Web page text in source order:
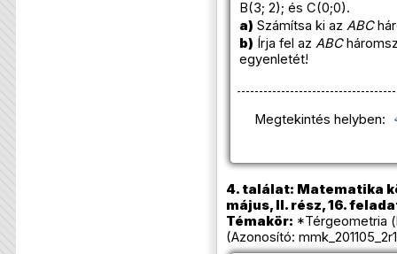
B(3; 2); és C(0;0).
a) Számítsa ki az ABC
b) Írja fel az ABC
egyenletét!
Megtekintés helyben:
4. találat: Matematika
május, II. rész, 16.
Témakör: *Térgeometria
(Azonosító: